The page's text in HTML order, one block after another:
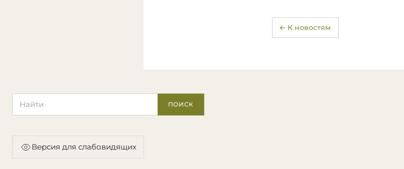
← К новостям
ПОИСК
Версия для слабовидящих